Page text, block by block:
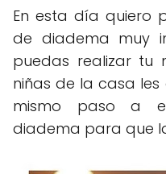
En esta día quiero
de diadema muy
puedas realizar tu
niñas de la casa
mismo paso a
diadema para que